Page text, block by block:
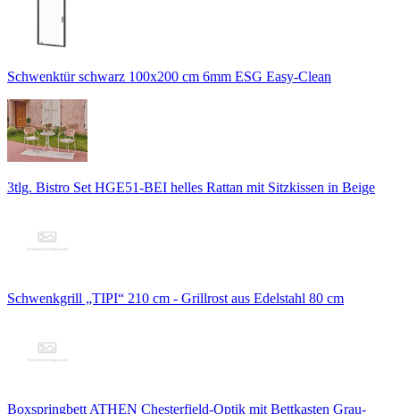
Schwenktür schwarz 100x200 cm 6mm ESG Easy-Clean
3tlg. Bistro Set HGE51-BEI helles Rattan mit Sitzkissen in Beige
Schwenkgrill „TIPI“ 210 cm - Grillrost aus Edelstahl 80 cm
Boxspringbett ATHEN Chesterfield-Optik mit Bettkasten Grau-